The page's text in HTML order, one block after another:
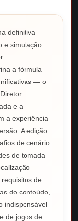
definitiva
e simulação
a fórmula
— o
e a
a experiência
A edição
de cenário
de tomada
de
de conteúdo,
indispensável
de jogos de